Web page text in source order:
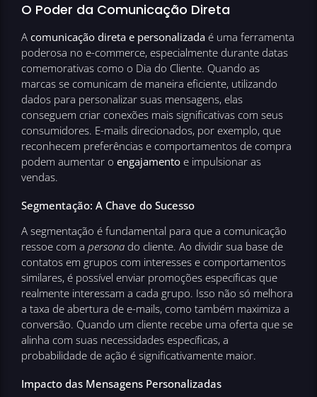
O Poder da Comunicação Direta
A comunicação direta e personalizada é uma ferramenta
poderosa no e-commerce, especialmente durante datas
comemorativas como o Dia do Cliente. Quando as
marcas se comunicam de maneira eficiente, utilizando
dados para personalizar suas mensagens, elas
conseguem criar conexões mais significativas com seus
consumidores. E-mails direcionados, por exemplo, que
reconhecem preferências e comportamentos de compra
podem aumentar o engajamento e impulsionar as
vendas.
Segmentação: A Chave do Sucesso
A segmentação é fundamental para que a comunicação
ressoe com a persona do cliente. Ao dividir sua base de
contatos em grupos com interesses e comportamentos
similares, é possível enviar promoções específicas que
realmente interessam a cada grupo. Isso não só melhora
a taxa de abertura de e-mails, como também maximiza a
conversão. Quando um cliente recebe uma oferta que se
alinha com suas necessidades específicas, a
probabilidade de ação é significativamente maior.
Impacto das Mensagens Personalizadas